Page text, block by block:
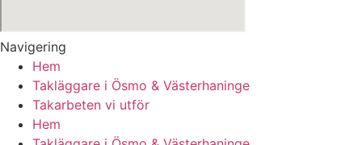
Navigering
Hem
Takläggare i Ösmo & Västerhaninge
Takarbeten vi utför
Hem